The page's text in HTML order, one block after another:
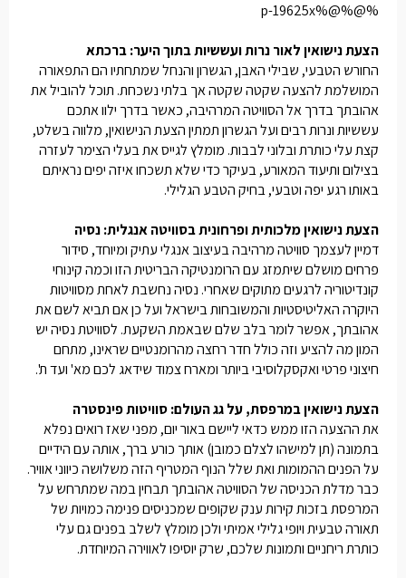
%@%@%p-19625x
הצעת נישואין לאור נרות ועששיות בתוך היער: ברכתא
החורש הטבעי, שבילי האבן, הגשרון והנחל שמתחתיו הם התפאורה
המושלמת להצעה שקטה שקטה אך בלתי נשכחת. תוכל להוביל את
אהובתך בדרך אל הסוויטה המרהיבה, כאשר בדרך ילוו אתכם
עששיות ונרות רבים ועל הגשרון תמתין הצעת הנישואין, מלווה בשלט,
קצת עלי כותרת ובלוני לבבות. מומלץ לגייס את בעלי הצימר לעזרה
בצילום ותיעוד המאורע, בעיקר כדי שלא תשכחו איזה יפים נראיתם
באותו רגע יפה וטבעי, בחיק הטבע הגלילי.
הצעת נישואין מלכותית ופרחונית בסוויטה אנגלית: נסיה
דמיין לעצמך סוויטה מרהיבה בעיצוב אנגלי עתיק ומיוחד, סידור
פרחים מושלם שיתמזג עם הרומנטיקה הבריטית הזו וכמה קינוחי
קונדיטוריה לרגעים מתוקים שאחרי. נסיה נחשבת לאחת מסוויטות
היוקרה האליטיסטיות והמשובחות בישראל ועל כן אם תביא לשם את
אהובתך, אפשר לומר בלב שלם שבאמת השקעת. לסוויטת נסיה יש
המון מה להציע וזה כולל חדר רחצה מהרומנטיים שראינו, מתחם
חיצוני פרטי ואקסקלוסיבי ביותר ומארח צמוד שידאג לכם מא' ועד ת'.
הצעת נישואין במרפסת, על גג העולם: סוויטות פינסטרה
את ההצעה הזו ממש כדאי ליישם באור יום, מפני שאז רואים נפלא
בתמונה (תן למישהו לצלם כמובן) אותך כורע ברך, אותה עם הידיים
על הפנים ההמומות ואת שלל הנוף המטריף הזה משלושה כיווני אוויר.
כבר מדלת הכניסה של הסוויטה אהובתך תבחין במה שמתרחש על
המרפסת בזכות קירות ענק שקופים שמכניסים פנימה כמויות של
תאורה טבעית ויופי גלילי אמיתי ולכן מומלץ לשלב בפנים גם עלי
כותרת ריחניים ותמונות שלכם, שרק יוסיפו לאווירה המיוחדת.